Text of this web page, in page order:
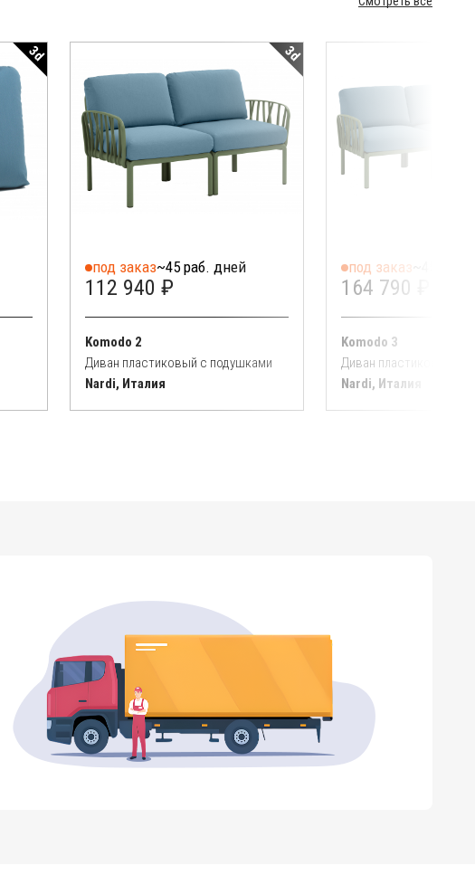
3d 3d
под заказ~45 раб. дней
112 940 ₽
Komodo 2
Диван пластиковый с подушками
Nardi, Италия
под заказ
164 790 ₽
Komodo 3
Диван пластиковый с
Nardi, Италия